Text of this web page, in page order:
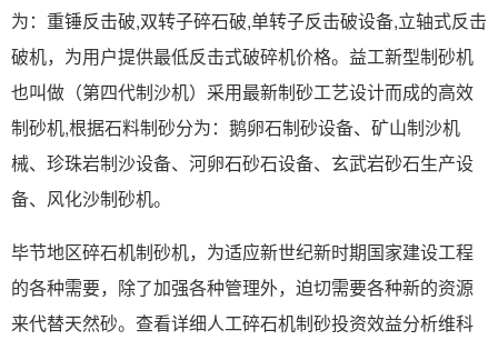
为：重锤反击破,双转子碎石破,单转子反击破设备,立轴式反击
破机，为用户提供最低反击式破碎机价格。益工新型制砂机
也叫做（第四代制沙机）采用最新制砂工艺设计而成的高效
制砂机,根据石料制砂分为：鹅卵石制砂设备、矿山制沙机
械、珍珠岩制沙设备、河卵石砂石设备、玄武岩砂石生产设
备、风化沙制砂机。
毕节地区碎石机制砂机，为适应新世纪新时期国家建设工程
的各种需要，除了加强各种管理外，迫切需要各种新的资源
来代替天然砂。查看详细人工碎石机制砂投资效益分析维科